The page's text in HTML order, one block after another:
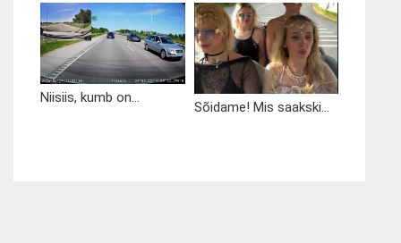
Niisiis, kumb on...
Sõidame! Mis saakski...